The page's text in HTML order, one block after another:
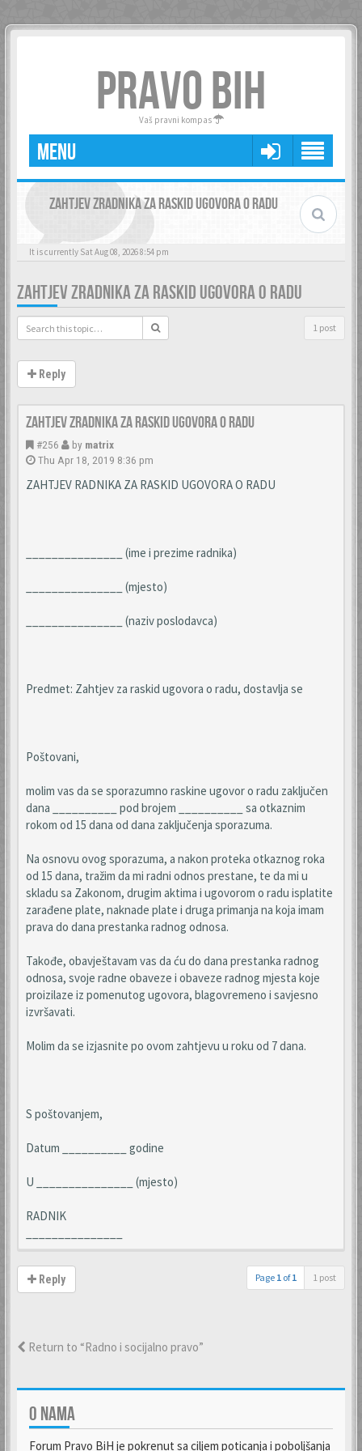
PRAVO BIH
Vaš pravni kompas
MENU
ZAHTJEV ZRADNIKA ZA RASKID UGOVORA O RADU
It is currently Sat Aug 08, 2026 8:54 pm
ZAHTJEV ZRADNIKA ZA RASKID UGOVORA O RADU
1 post
Reply
Zahtjev zradnika za raskid ugovora o radu
#256 by matrix
Thu Apr 18, 2019 8:36 pm
ZAHTJEV RADNIKA ZA RASKID UGOVORA O RADU
_______________ (ime i prezime radnika)
_______________ (mjesto)
_______________ (naziv poslodavca)
Predmet: Zahtjev za raskid ugovora o radu, dostavlja se
Poštovani,
molim vas da se sporazumno raskine ugovor o radu zaključen
dana __________ pod brojem __________ sa otkaznim
rokom od 15 dana od dana zaključenja sporazuma.
Na osnovu ovog sporazuma, a nakon proteka otkaznog roka
od 15 dana, tražim da mi radni odnos prestane, te da mi u
skladu sa Zakonom, drugim aktima i ugovorom o radu isplatite
zarađene plate, naknade plate i druga primanja na koja imam
prava do dana prestanka radnog odnosa.
Takođe, obavještavam vas da ću do dana prestanka radnog
odnosa, svoje radne obaveze i obaveze radnog mjesta koje
proizilaze iz pomenutog ugovora, blagovremeno i savjesno
izvršavati.
Molim da se izjasnite po ovom zahtjevu u roku od 7 dana.
S poštovanjem,
Datum __________ godine
U _______________ (mjesto)
RADNIK
Reply Page 1 of1 1 post
Return to “Radno i socijalno pravo”
O NAMA
Forum Pravo BiH je pokrenut sa ciljem poticanja i poboljšanja